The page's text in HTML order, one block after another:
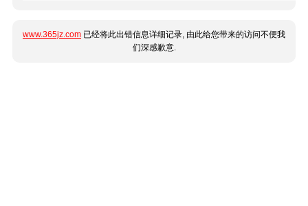
www.365jz.com 已经将此出错信息详细记录, 由此给您带来的访问不便我
们深感歉意.